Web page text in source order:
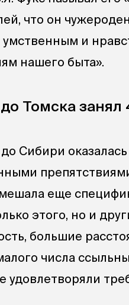
что он
умственным и
нашего быта».
Томска занял
Сибири
еще
этого, но и
большие
числа
удовлетворяли